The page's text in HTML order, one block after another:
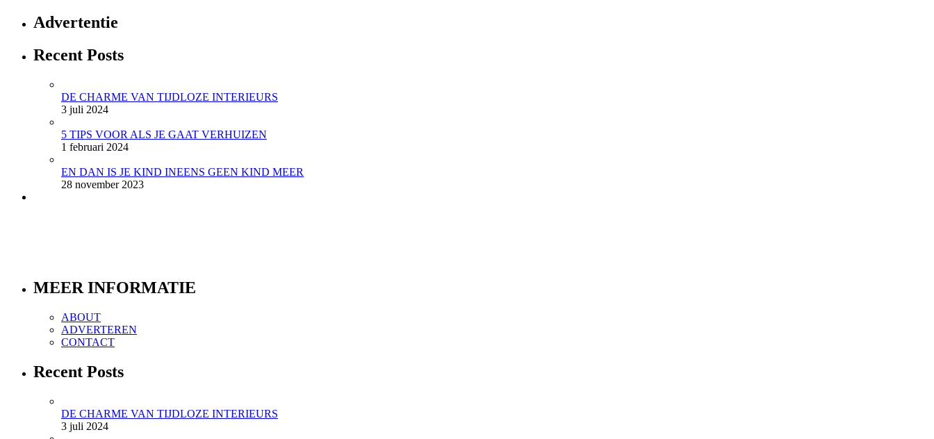
Advertentie
Recent Posts
DE CHARME VAN TIJDLOZE INTERIEURS
3 juli 2024
5 TIPS VOOR ALS JE GAAT VERHUIZEN
1 februari 2024
EN DAN IS JE KIND INEENS GEEN KIND MEER
28 november 2023
MEER INFORMATIE
ABOUT
ADVERTEREN
CONTACT
Recent Posts
DE CHARME VAN TIJDLOZE INTERIEURS
3 juli 2024